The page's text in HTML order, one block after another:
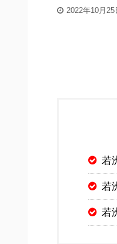
2022年10月25
若
若
若